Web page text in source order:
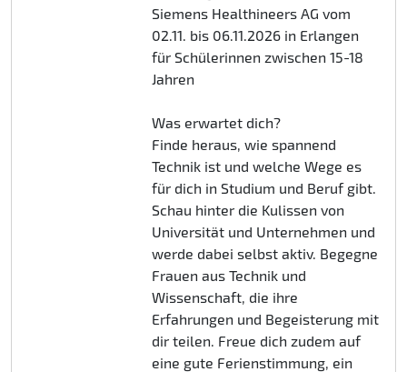
Siemens Healthineers AG vom
02.11. bis 06.11.2026 in Erlangen
für Schülerinnen zwischen 15-18
Jahren
Was erwartet dich?
Finde heraus, wie spannend
Technik ist und welche Wege es
für dich in Studium und Beruf gibt.
Schau hinter die Kulissen von
Universität und Unternehmen und
werde dabei selbst aktiv. Begegne
Frauen aus Technik und
Wissenschaft, die ihre
Erfahrungen und Begeisterung mit
dir teilen. Freue dich zudem auf
eine gute Ferienstimmung, ein